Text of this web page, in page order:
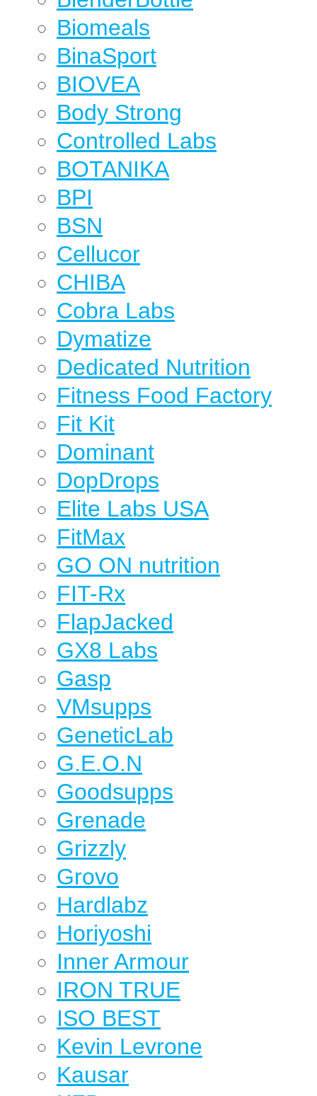
Biomeals
BinaSport
BIOVEA
Body Strong
Controlled Labs
BOTANIKA
BPI
BSN
Cellucor
CHIBA
Cobra Labs
Dymatize
Dedicated Nutrition
Fitness Food Factory
Fit Kit
Dominant
DopDrops
Elite Labs USA
FitMax
GO ON nutrition
FIT-Rx
FlapJacked
GX8 Labs
Gasp
VMsupps
GeneticLab
G.E.O.N
Goodsupps
Grenade
Grizzly
Grovo
Hardlabz
Horiyoshi
Inner Armour
IRON TRUE
ISO BEST
Kevin Levrone
Kausar